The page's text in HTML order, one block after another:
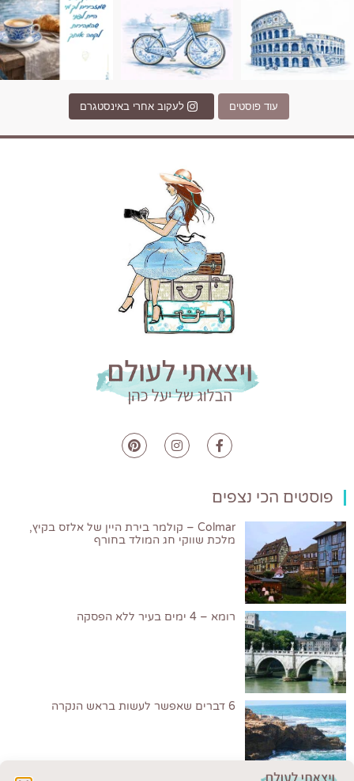
עוד פוסטים לעקוב אחרי באינסטגרם
פוסטים הכי נצפים
Colmar – קולמר בירת היין של אלזס בקיץ,
מלכת שווקי חג המולד בחורף
רומא – 4 ימים בעיר ללא הפסקה
6 דברים שאפשר לעשות בראש הנקרה